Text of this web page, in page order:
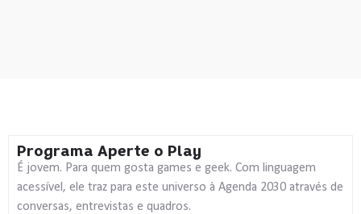
Programa Aperte o Play
É jovem. Para quem gosta games e geek. Com linguagem
acessível, ele traz para este universo à Agenda 2030 através de
conversas, entrevistas e quadros.